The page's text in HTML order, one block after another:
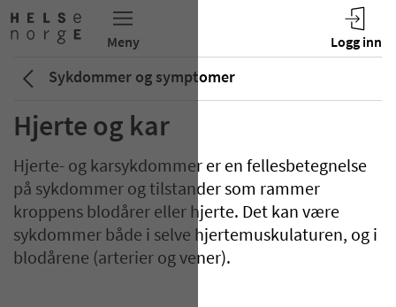
Sykdommer og symptomer
Hjerte og kar
Hjerte- og karsykdommer er en fellesbetegnelse
på sykdommer og tilstander som rammer
kroppens blodårer eller hjerte. Det kan være
sykdommer både i selve hjertemuskulaturen, og i
blodårene (arterier og vener).